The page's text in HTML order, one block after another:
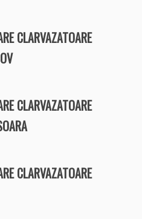
CLARVAZATOARE
CLARVAZATOARE
CLARVAZATOARE